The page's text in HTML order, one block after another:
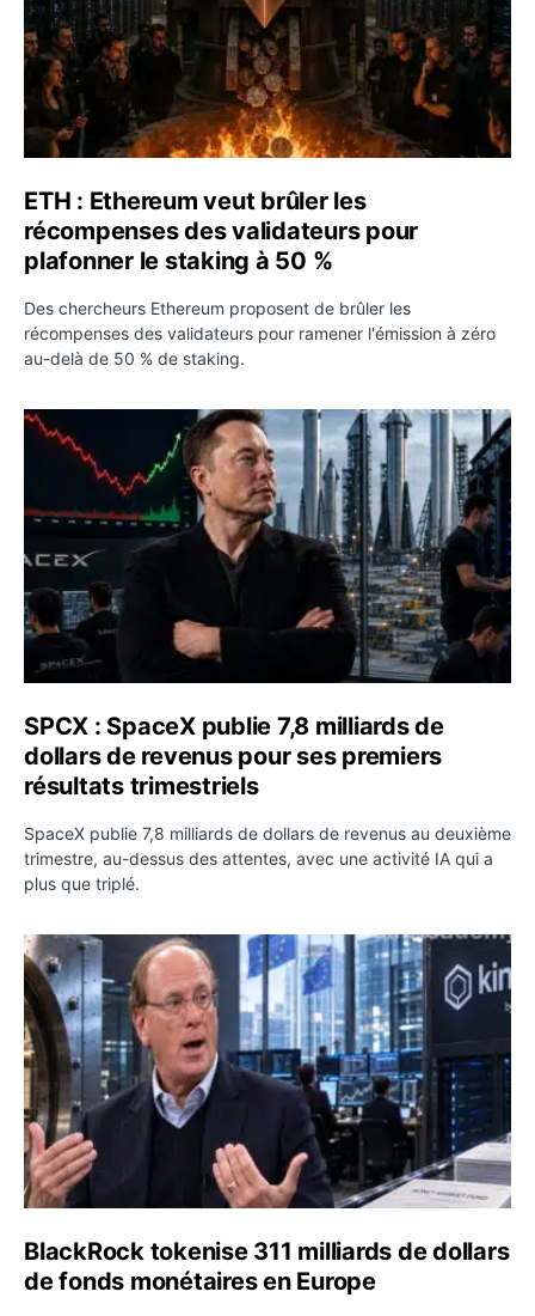
ETH : Ethereum veut brûler les
récompenses des validateurs pour
plafonner le staking à 50 %
Des chercheurs Ethereum proposent de brûler les
récompenses des validateurs pour ramener l'émission à zéro
au-delà de 50 % de staking.
SPCX : SpaceX publie 7,8 milliards de dollars de
SPCX : SpaceX publie 7,8 milliards de
dollars de revenus pour ses premiers
résultats trimestriels
SpaceX publie 7,8 milliards de dollars de revenus au deuxième
trimestre, au-dessus des attentes, avec une activité IA qui a
plus que triplé.
BlackRock tokenise 311 milliards de dollars de fonds
BlackRock tokenise 311 milliards de dollars
de fonds monétaires en Europe